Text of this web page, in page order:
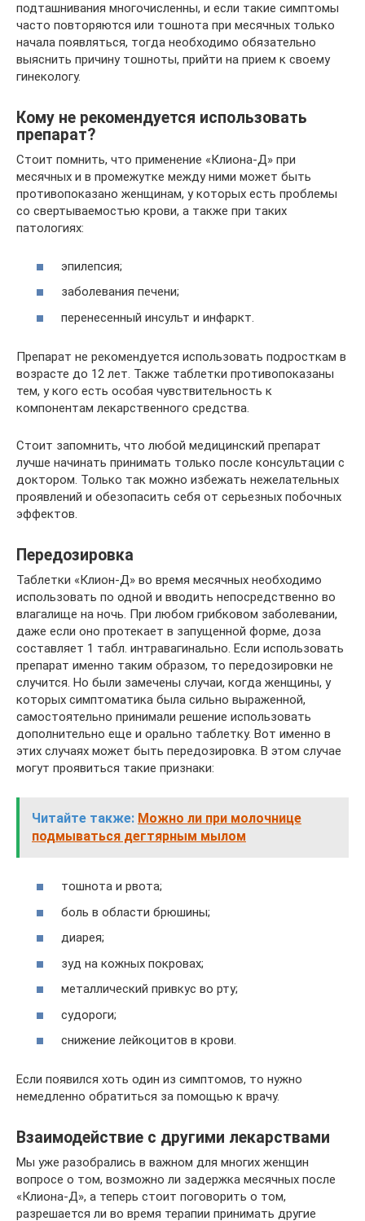
подташнивания многочисленны, и если такие симптомы
часто повторяются или тошнота при месячных только
начала появляться, тогда необходимо обязательно
выяснить причину тошноты, прийти на прием к своему
гинекологу.
Кому не рекомендуется использовать
препарат?
Стоит помнить, что применение «Клиона-Д» при
месячных и в промежутке между ними может быть
противопоказано женщинам, у которых есть проблемы
со свертываемостью крови, а также при таких
патологиях:
эпилепсия;
заболевания печени;
перенесенный инсульт и инфаркт.
Препарат не рекомендуется использовать подросткам в
возрасте до 12 лет. Также таблетки противопоказаны
тем, у кого есть особая чувствительность к
компонентам лекарственного средства.
Стоит запомнить, что любой медицинский препарат
лучше начинать принимать только после консультации с
доктором. Только так можно избежать нежелательных
проявлений и обезопасить себя от серьезных побочных
эффектов.
Передозировка
Таблетки «Клион-Д» во время месячных необходимо
использовать по одной и вводить непосредственно во
влагалище на ночь. При любом грибковом заболевании,
даже если оно протекает в запущенной форме, доза
составляет 1 табл. интравагинально. Если использовать
препарат именно таким образом, то передозировки не
случится. Но были замечены случаи, когда женщины, у
которых симптоматика была сильно выраженной,
самостоятельно принимали решение использовать
дополнительно еще и орально таблетку. Вот именно в
этих случаях может быть передозировка. В этом случае
могут проявиться такие признаки:
Читайте также: Можно ли при молочнице
подмываться дегтярным мылом
тошнота и рвота;
боль в области брюшины;
диарея;
зуд на кожных покровах;
металлический привкус во рту;
судороги;
снижение лейкоцитов в крови.
Если появился хоть один из симптомов, то нужно
немедленно обратиться за помощью к врачу.
Взаимодействие с другими лекарствами
Мы уже разобрались в важном для многих женщин
вопросе о том, возможно ли задержка месячных после
«Клиона-Д», а теперь стоит поговорить о том,
разрешается ли во время терапии принимать другие